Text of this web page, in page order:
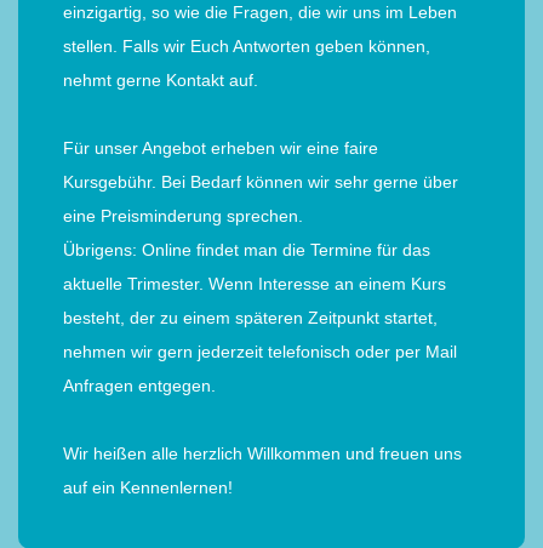
einzigartig, so wie die Fragen, die wir uns im Leben
stellen. Falls wir Euch Antworten geben können,
nehmt gerne Kontakt auf.
Für unser Angebot erheben wir eine faire
Kursgebühr. Bei Bedarf können wir sehr gerne über
eine Preisminderung sprechen.
Übrigens: Online findet man die Termine für das
aktuelle Trimester. Wenn Interesse an einem Kurs
besteht, der zu einem späteren Zeitpunkt startet,
nehmen wir gern jederzeit telefonisch oder per Mail
Anfragen entgegen.
Wir heißen alle herzlich Willkommen und freuen uns
auf ein Kennenlernen!